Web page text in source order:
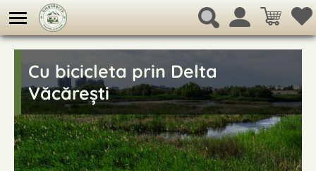
Cu bicicleta prin Delta
Văcărești